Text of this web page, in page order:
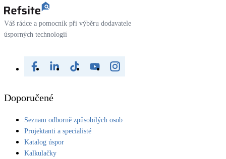
Váš rádce a pomocník při výběru dodavatele
úsporných technologií
Doporučené
Seznam odborně způsobilých osob
Projektanti a specialisté
Katalog úspor
Kalkulačky